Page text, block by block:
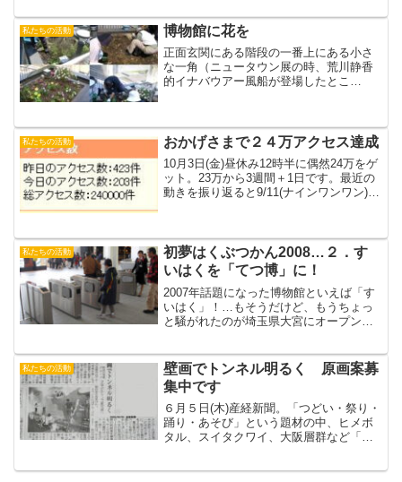
私たちの活動 博物館に花を
正面玄関にある階段の一番上にある小さ
な一角（ニュータウン展の時、荒川静香
的イナバウアー風船が登場したとこ
（植物も生存競争は恐ろしい）。この一
角、当初工事の不備か、水が抜け...
私たちの活動 おかげさまで２４万アクセス達成
10月3日(金)昼休み12時半に偶然24万をゲ
ット。23万から3週間＋1日です。最近の
動きを振り返ると9/11(ナインワンワン)に
ク...
私たちの活動
初夢はくぶつかん2008…２．す
いはくを「てつ博」に！
2007年話題になった博物館といえば「す
いはく」！…もそうだけど、もうちょっ
と騒がれたのが埼玉県大宮にオープンし
ので、さっそく行って来ました！「て
つ」の私としては車両解...
私たちの活動
壁画でトンネル明るく 原画案募
集中です
６月５日(木)産経新聞。「つどい・祭り・
踊り・あそび」という題材の中、ヒメボ
タル、スイタクワイ、大阪層群など「吹